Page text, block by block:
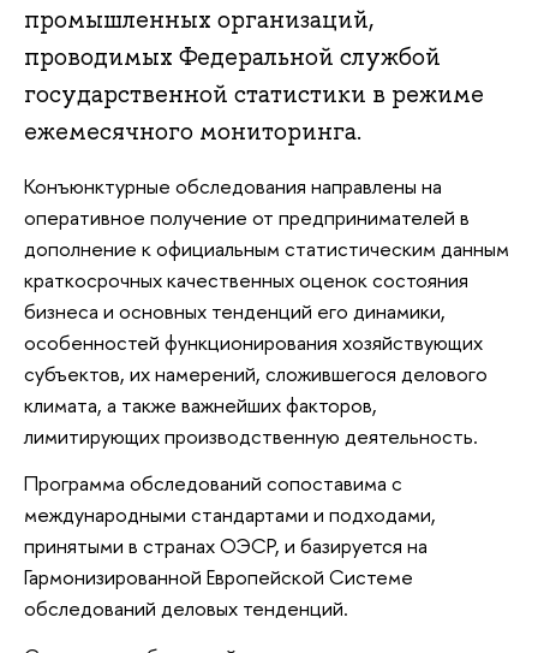
промышленных организаций,
проводимых Федеральной службой
государственной статистики в режиме
ежемесячного мониторинга.
Конъюнктурные обследования направлены на
оперативное получение от предпринимателей в
дополнение к официальным статистическим данным
краткосрочных качественных оценок состояния
бизнеса и основных тенденций его динамики,
особенностей функционирования хозяйствующих
субъектов, их намерений, сложившегося делового
климата, а также важнейших факторов,
лимитирующих производственную деятельность.
Программа обследований сопоставима с
международными стандартами и подходами,
принятыми в странах ОЭСР, и базируется на
Гармонизированной Европейской Системе
обследований деловых тенденций.